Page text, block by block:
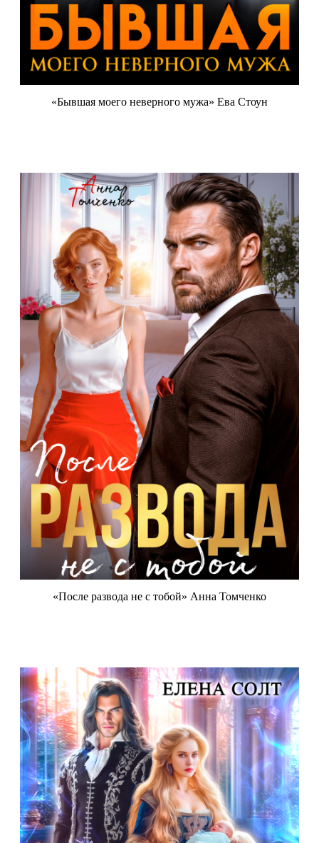
«Бывшая моего неверного мужа» Ева Стоун
«После развода не с тобой» Анна Томченко